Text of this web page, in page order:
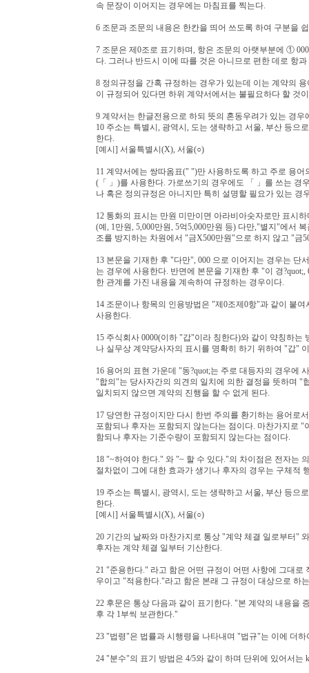
속 문장이 이어지는 경우에는 마침표를 찍는다.
6 조문과 조문의 내용은 한칸을 띄어 쓰도록 하여 구분을
7 조문은 제0조로 표기하며, 항은 조문의 아랫부분에 ①
다. 그러나 반드시 이에 따를 것은 아니므로 편한 데로 항
8 정의규정을 간혹 규정하는 경우가 있는데 이는 계약의
이 규정되어 있다면 하위 계약서에서는 불필요하다 할 것
9 계약서는 한글전용으로 하되 뜻의 혼동우려가 있는 경우
10 주소는 특별시, 광역시, 도는 생략하고 서울, 부산 등으
한다.
[예시] 서울특별시(X), 서울(○)
11 계약서에는 쌍따옴표(" ")만 사용하도록 하고 주로 용
(「 」)를 사용한다. 가로쓰기의 경우에도 「 」를 쓰는 경
나 혹은 정의규정은 아니지만 특히 설명할 필요가 있는 경
12 통화의 표시는 만원 미만이면 아라비아숫자로만 표시
(예, 1만원, 5,000만원, 5억5,000만원 등) 다만,"별지"에서
조를 방지하는 차원에서 "금X500만원"으로 하지 않고 "금
13 본문을 기재한 후 "다만", 000 으로 이어지는 경우는
는 경우에 사용한다. 반면에 본문을 기재한 후 "이 경
한 관계를 가진 내용을 계속하여 규정하는 경우이다.
14 조문이나 항목의 인용방법은 "제0조제0항"과 같이 붙
사용한다.
15 주식회사 0000(이하 "갑"이라 칭한다)와 같이 약칭하
나 실무상 계약당사자의 표시를 명확히 하기 위하여 "갑"
16 용어의 표현 가운데 "동?quot;는 주로 대등자의 경우에
"합의"는 당사자간의 의견의 일치에 의한 결정을 뜻하며 "
일치되지 않으면 계약의 진행을 할 수 없게 된다.
17 당연한 규정이지만 다시 한번 주의를 환기하는 용어
포함되나 후자는 포함되지 않는다는 점이다. 마찬가지로
함되나 후자는 기준수량이 포함되지 않는다는 점이다.
18 "~하여야 한다." 와 "~ 할 수 있다."의 차이점은 전자는
절차없이 그에 대한 효과가 생기나 후자의 경우는 구체적
19 주소는 특별시, 광역시, 도는 생략하고 서울, 부산 등으
한다.
[예시] 서울특별시(X), 서울(○)
20 기간의 날짜와 마찬가지로 통상 "계약 체결 일로부터"
후자는 계약 체결 일부터 기산한다.
21 "준용한다." 라고 함은 어떤 규정이 어떤 사항에 그대
우이고 "적용한다."라고 함은 본래 그 규정이 대상으로 하
22 후문은 통상 다음과 같이 표기한다. "본 계약의 내용을
후 각 1부씩 보관한다."
23 "법령"은 법률과 시행령을 나타내며 "법규"는 이에 더
24 "분수"의 표기 방법은 4/5와 같이 하며 단위에 있어서는